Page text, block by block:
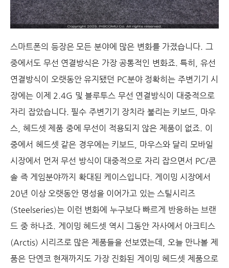
스마트폰의 등장은 모든 분야에 많은 변화를 가졌습니다. 그
중에서도 무선 연결방식은 가장 공통적인 변화죠. 특히, 유선
연결방식이 오랫동안 유지됐던 PC분야 정확히는 주변기기 시
장에는 이제 2.4G 및 블루투스 무선 연결방식이 대중적으로
자리 잡았습니다. 필수 주변기기 장치라 불리는 키보드, 마우
스, 헤드셋 제품 중에 무선이 적용되지 않은 제품이 없죠. 이
중에서 헤드셋 같은 경우에는 키보드, 마우스와 달리 모바일
시장에서 먼저 무선 방식이 대중적으로 자리 잡으면서 PC/콘
솔 즉 게임분야까지 확대된 케이스입니다. 게이밍 시장에서
20년 이상 오랫동안 명성을 이어가고 있는 스틸시리즈
(Steelseries)는 이런 변화에 누구보다 빠르게 반응하는 브랜
드 중 하나죠. 게이밍 헤드셋 역시 그동안 자사에서 아크티스
(Arctis) 시리즈로 많은 제품들을 선보였는데, 오늘 만나볼 제
품은 단연코 현재까지도 가장 진화된 게이밍 헤드셋 제품으로